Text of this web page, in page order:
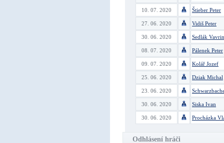
10. 07. 2020 Štieber Peter
27. 06. 2020 Vidiš Peter
30. 06. 2020 Sedlák
08. 07. 2020 Pálenek Peter
09. 07. 2020 Kolář Jozef
25. 06. 2020 Dziak Michal
23. 06. 2020
30. 06. 2020 Siska Ivan
30. 06. 2020 Procházka
Odhlásení hráči